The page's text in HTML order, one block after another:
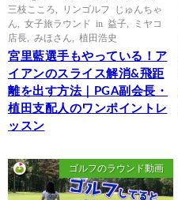
三枝こころ
リンゴルフ じゅんちゃ
ん
女子旅ラウンド in 益子
ミヤコ
店長
みほさん 植田浩史
宮里藍選手もやっている！ア
イアンのスライス解消&飛距
離を出す方法｜PGA副会長・
植田支配人のワンポイントレ
ッスン
ゴルフのラウンド動画